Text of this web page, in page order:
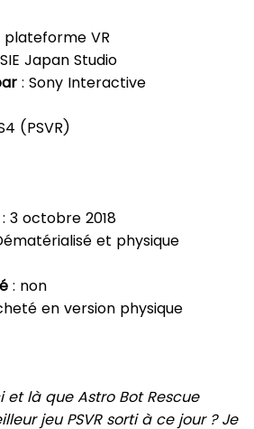
plateforme VR
Japan Studio
: Sony Interactive
(PSVR)
: 3 octobre 2018
et physique
: non
en version physique
et là que Astro Bot Rescue
jeu PSVR sorti à ce jour ? Je